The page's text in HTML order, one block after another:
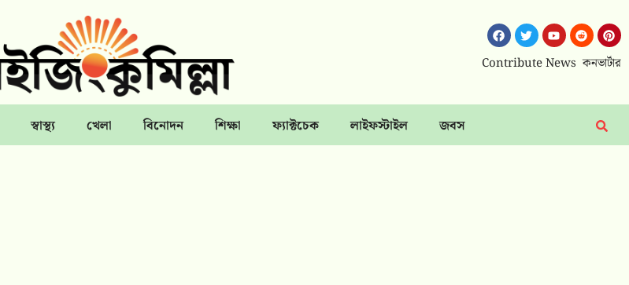
Contribute News কনভার্টার
স্বাস্থ্য খেলা বিনোদন শিক্ষা ফ্যাক্টচেক লাইফস্টাইল জবস